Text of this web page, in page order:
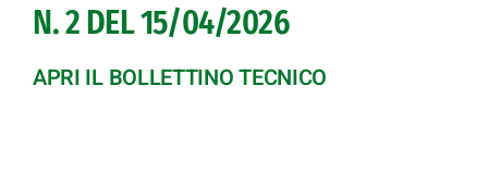
Bandi
N. 2 DEL 15/04/2026
APRI IL BOLLETTINO TECNICO